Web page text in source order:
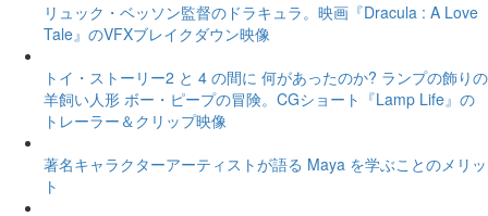
リュック・ベッソン監督のドラキュラ。映画『Dracula : A Love
Tale』のVFXブレイクダウン映像
トイ・ストーリー2 と 4 の間に 何があったのか? ランプの飾りの
羊飼い人形 ボー・ピープの冒険。CGショート『Lamp Life』の
トレーラー＆クリップ映像
著名キャラクターアーティストが語る Maya を学ぶことのメリッ
ト